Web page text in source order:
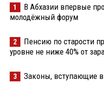
1
В Абхазии впервые
молодёжный форум
2
Пенсию по старости
уровне не ниже 40% от
3 Законы, вступающие в